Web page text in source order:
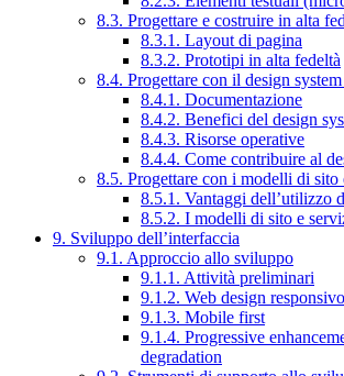
8.3. Progettare e costruire in alta
8.3.1. Layout di pagina
8.3.2. Prototipi in alta fedeltà
8.4. Progettare con il design
8.4.1. Documentazione
8.4.2. Benefici del design
8.4.3. Risorse operative
8.4.4. Come contribuire al
8.5. Progettare con i modelli di sito
8.5.1. Vantaggi dell’utilizzo
8.5.2. I modelli di sito e
9. Sviluppo dell’interfaccia
9.1. Approccio allo sviluppo
9.1.1. Attività preliminari
9.1.2. Web design
9.1.3. Mobile first
9.1.4. Progressive
degradation